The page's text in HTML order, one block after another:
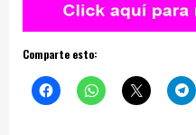
Comparte esto: